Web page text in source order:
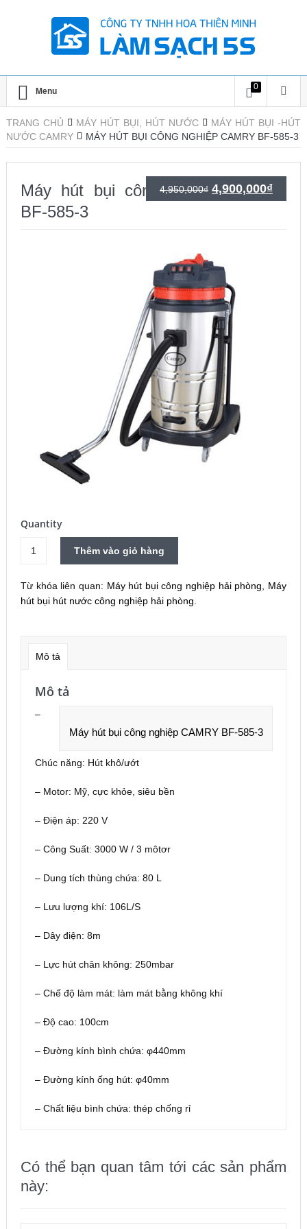
Menu 0
TRANG CHỦ MÁY HÚT BỤI, HÚT NƯỚC
MÁY HÚT BỤI -HÚT
NƯỚC CAMRY
MÁY HÚT BỤI CÔNG NGHIỆP CAMRY BF-585-3
Máy hút bụi công nghiệp CAMRY
BF-585-3
4,950,000₫ Giá
4,950,000₫.
4,900,000₫Giá
Quantity
công
nghiệp
lượng
Thêm vào giỏ hàng
Từ khóa liên quan: Máy hút bụi công nghiệp hải phòng
Máy
hút bụi hút nước công nghiệp hải phòng
Mô tả
Mô tả
Máy hút bụi công nghiệp CAMRY BF-585-3
–
Chúc năng: Hút khô/ướt
– Motor: Mỹ, cực khỏe, siêu bền
– Điện áp: 220 V
– Công Suất: 3000 W / 3 môtơr
– Dung tích thùng chứa: 80 L
– Lưu lượng khí: 106L/S
– Dây điện: 8m
– Lực hút chân không: 250mbar
– Chế độ làm mát: làm mát bằng không khí
– Độ cao: 100cm
– Đường kính bình chứa: φ440mm
– Đường kính ống hút: φ40mm
– Chất liệu bình chứa: thép chống rỉ
Có thể bạn quan tâm tới các sản phẩm
này: